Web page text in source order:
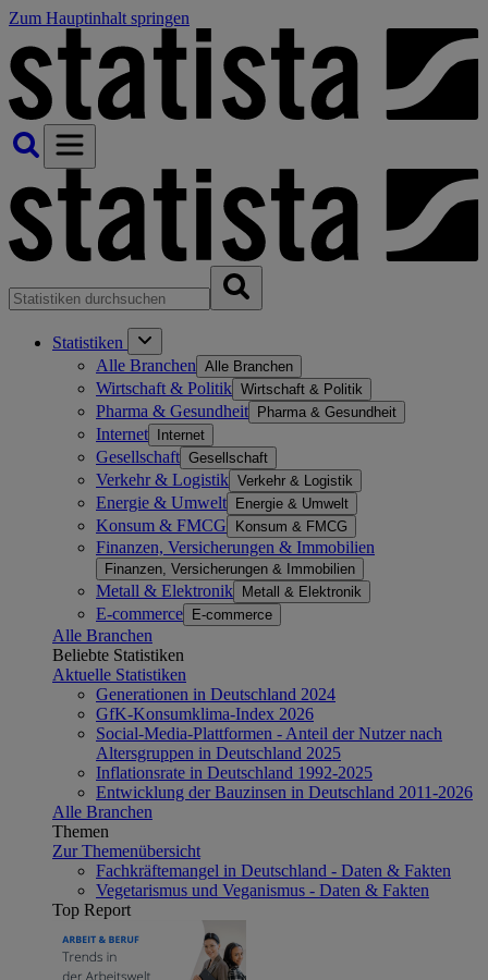
Zum Hauptinhalt springen
Statistiken
Alle Branchen Alle Branchen
Wirtschaft & Politik Wirtschaft & Politik
Pharma & Gesundheit Pharma & Gesundheit
Internet Internet
Gesellschaft Gesellschaft
Verkehr & Logistik Verkehr & Logistik
Energie & Umwelt Energie & Umwelt
Konsum & FMCG Konsum & FMCG
Finanzen, Versicherungen & Immobilien
Finanzen, Versicherungen & Immobilien
Metall & Elektronik Metall & Elektronik
E-commerce E-commerce
Alle Branchen
Beliebte Statistiken
Aktuelle Statistiken
Generationen in Deutschland 2024
GfK-Konsumklima-Index 2026
Social-Media-Plattformen - Anteil der Nutzer nach
Altersgruppen in Deutschland 2025
Inflationsrate in Deutschland 1992-2025
Entwicklung der Bauzinsen in Deutschland 2011-2026
Alle Branchen
Themen
Zur Themenübersicht
Fachkräftemangel in Deutschland - Daten & Fakten
Vegetarismus und Veganismus - Daten & Fakten
Top Report